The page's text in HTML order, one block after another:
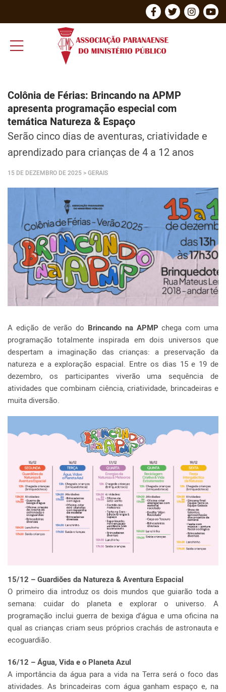
Colônia de Férias: Brincando na APMP
apresenta programação especial com
temática Natureza & Espaço
Serão cinco dias de aventuras, criatividade e
aprendizado para crianças de 4 a 12 anos
15 DE DEZEMBRO DE 2025 > GERAIS
A edição de verão do Brincando na APMP chega com uma
programação totalmente inspirada em dois universos que
despertam a imaginação das crianças: a preservação da
natureza e a exploração espacial. Entre os dias 15 e 19 de
dezembro, os participantes viverão uma sequência de
atividades que combinam ciência, criatividade, brincadeiras e
muita diversão.
15/12 – Guardiões da Natureza & Aventura Espacial
O primeiro dia introduz os dois mundos que guiarão toda a
semana: cuidar do planeta e explorar o universo. A
programação inclui guerra de bexiga d’água e uma oficina na
qual as crianças criam seus próprios crachás de astronauta e
ecoguardião.
16/12 – Água, Vida e o Planeta Azul
A importância da água para a vida na Terra será o foco das
atividades. As brincadeiras com água ganham espaço e, na